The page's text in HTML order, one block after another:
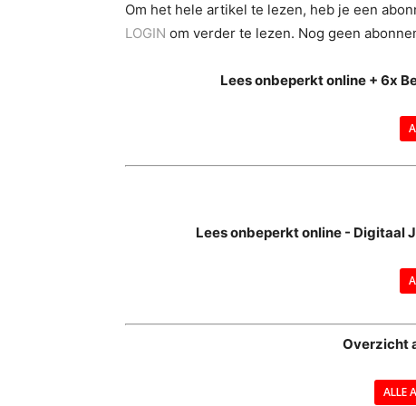
Om het hele artikel te lezen, heb je een
LOGIN om verder te lezen. Nog geen
Lees onbeperkt online + 6x
Lees onbeperkt online - Digitaal
Overzicht
ALLE